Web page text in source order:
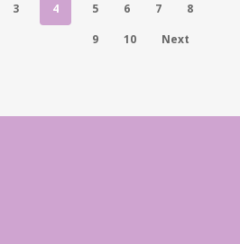
3 4 5 6 7
8
9
10 Next